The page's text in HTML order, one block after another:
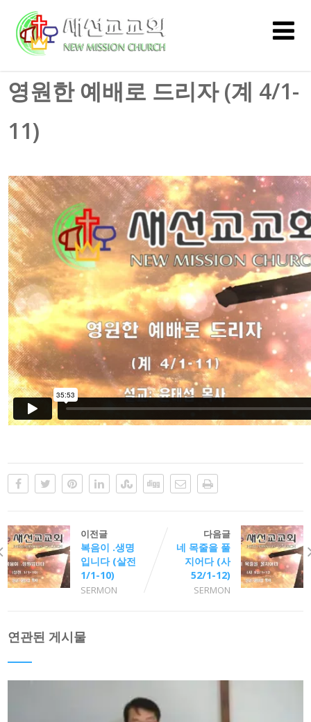
영원한 예배로 드리자 (계 4/1-
11)
이전글
복음이 .생명
입니다 (살전
1/1-10)
SERMON
다음글
네 목줄을 풀
지어다 (사
52/1-12)
SERMON
연관된 게시물